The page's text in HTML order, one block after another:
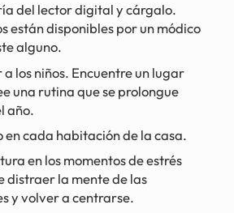
del lector digital y cárgalo.
están disponibles por un módico
alguno.
a los niños. Encuentre un lugar
una rutina que se prolongue
año.
en cada habitación de la casa.
en los momentos de estrés
distraer la mente de las
y volver a centrarse.